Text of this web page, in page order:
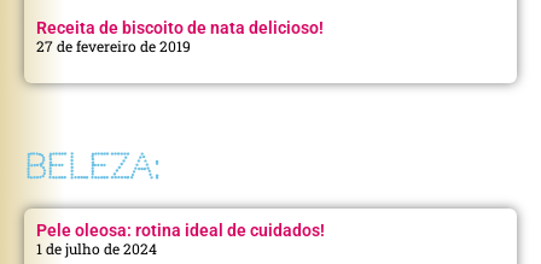
Receita de biscoito de nata delicioso!
27 de fevereiro de 2019
BELEZA:
Pele oleosa: rotina ideal de cuidados!
1 de julho de 2024